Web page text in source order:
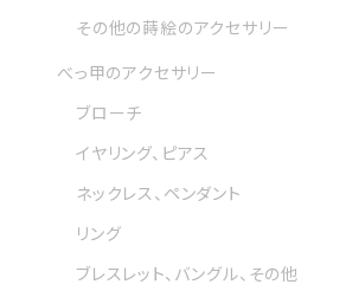
その他の蒔絵のアクセサリー
べっ甲のアクセサリー
ブローチ
イヤリング、ピアス
ネックレス、ペンダント
リング
ブレスレット、バングル、その他